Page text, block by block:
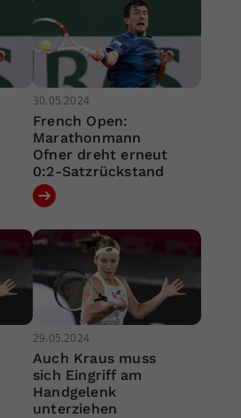
30.05.2024
French Open:
Marathonmann
Ofner dreht erneut
0:2-Satzrückstand
29.05.2024
Auch Kraus muss
sich Eingriff am
Handgelenk
unterziehen